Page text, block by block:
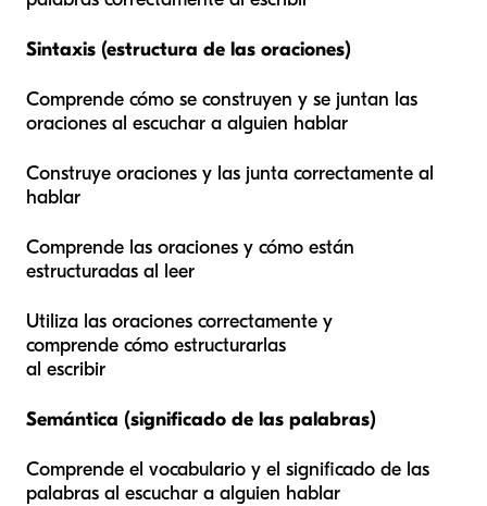
Sintaxis (estructura de las oraciones)
Comprende cómo se construyen y se juntan las
oraciones al escuchar a alguien hablar
Construye oraciones y las junta correctamente al
hablar
Comprende las oraciones y cómo están
estructuradas al leer
Utiliza las oraciones correctamente y
comprende cómo estructurarlas
al escribir
Semántica (significado de las palabras)
Comprende el vocabulario y el significado de las
palabras al escuchar a alguien hablar